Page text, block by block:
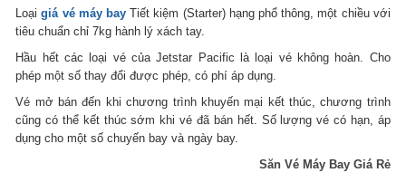
Loạigiá vé máy bay Tiết kiệm (Starter) hạng phổ thông, một chiều với
tiêu chuẩn chỉ 7kg hành lý xách tay.
Hầu hết các loại vé của Jetstar Pacific là loại vé không hoàn. Cho
phép một số thay đổi được phép, có phí áp dụng.
Vé mở bán đến khi chương trình khuyến mại kết thúc, chương trình
cũng có thể kết thúc sớm khi vé đã bán hết. Số lượng vé có hạn, áp
dụng cho một số chuyến bay và ngày bay.
Săn Vé Máy Bay Giá Rẻ